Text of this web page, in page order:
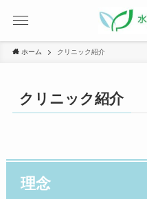
ホーム クリニック紹介
クリニック紹介
理念